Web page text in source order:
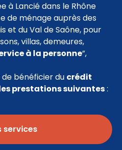
à Lancié dans le Rhône
de ménage auprès des
et du Val de Saône, pour
villas, demeures,
à la personne”,
bénéficier du crédit
prestations suivantes:
services